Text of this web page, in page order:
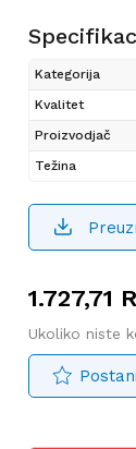
Kategorija
Kvalitet
Proizvodjač
Težina
1.727,71
Ukoliko niste